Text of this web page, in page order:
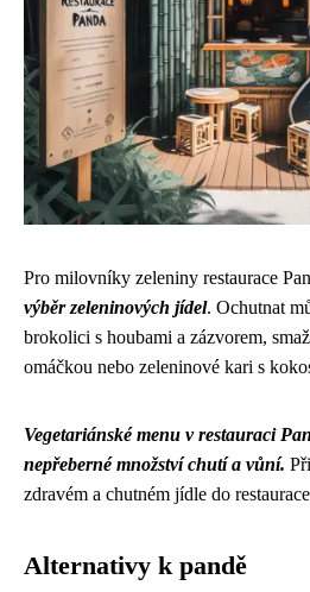
Pro milovníky zeleniny restaurace
výběr zeleninových jídel. Ochutnat
brokolici s houbami a zázvorem,
omáčkou nebo zeleninové kari s
Vegetariánské menu v restauraci
nepřeberné množství chutí a vůní.
zdravém a chutném jídle do
Alternativy k pandě